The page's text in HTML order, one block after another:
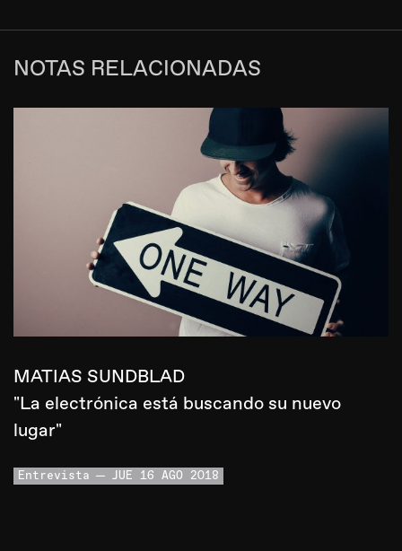
NOTAS RELACIONADAS
MATIAS SUNDBLAD
"La electrónica está buscando su nuevo
lugar"
Entrevista JUE 16 AGO 2018